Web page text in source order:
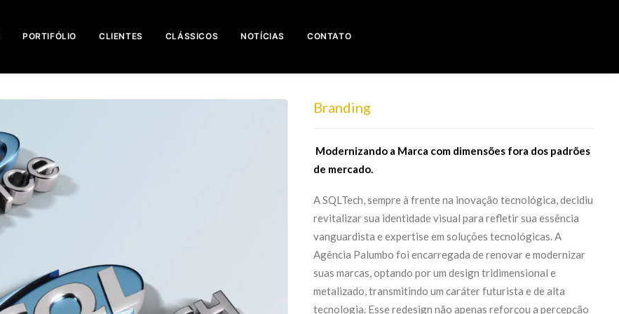
PORTIFÓLIO CLIENTES CLÁSSICOS NOTÍCIAS CONTATO
Branding
Modernizando a Marca com dimensões fora dos padrões
de mercado.
A SQLTech, sempre à frente na inovação tecnológica, decidiu
revitalizar sua identidade visual para refletir sua essência
vanguardista e expertise em soluções tecnológicas. A
Agência Palumbo foi encarregada de renovar e modernizar
suas marcas, optando por um design tridimensional e
metalizado, transmitindo um caráter futurista e de alta
tecnologia. Esse redesign não apenas reforçou a percepção